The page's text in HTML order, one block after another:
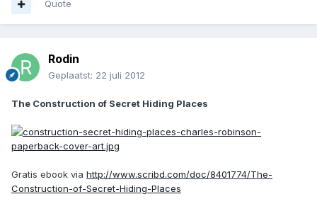
Quote
Rodin
Geplaatst: 22 juli 2012
The Construction of Secret Hiding Places
Gratis ebook via http://www.scribd.com/doc/8401774/The-
Construction-of-Secret-Hiding-Places